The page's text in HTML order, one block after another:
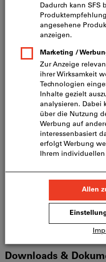
Tabelle mit allen
Mindestbestellmenge: 250
Bestellschritt: 250 Stück
Menge
In den
Sofort lieferbar
Artikel merken
Beschreibung
Downloads &